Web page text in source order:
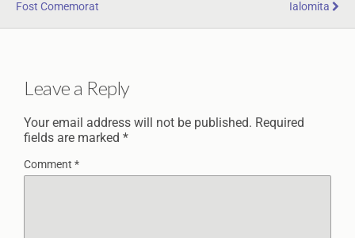
Fost Comemorat
Ialomita
Leave a Reply
Your email address will not be published. Required
fields are marked *
Comment *